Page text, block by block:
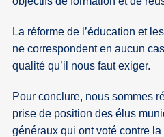
La réforme de l’éducation et
ne correspondent en aucun
qualité qu’il nous faut exiger.
Pour conclure, nous sommes
prise de position des élus
généraux qui ont voté contre